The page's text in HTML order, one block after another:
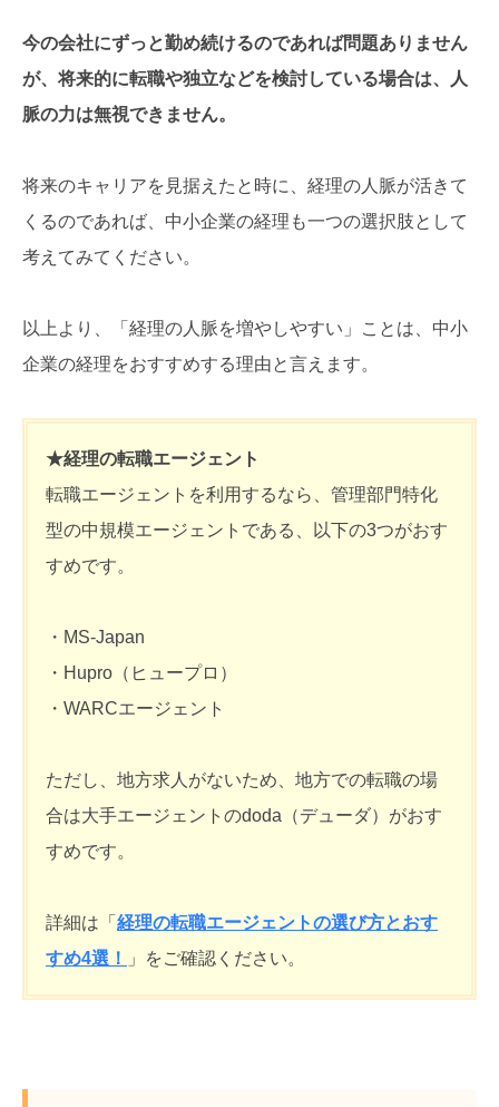
今の会社にずっと勤め続けるのであれば問題ありません
が、将来的に転職や独立などを検討している場合は、人
脈の力は無視できません。
将来のキャリアを見据えたと時に、経理の人脈が活きて
くるのであれば、中小企業の経理も一つの選択肢として
考えてみてください。
以上より、「経理の人脈を増やしやすい」ことは、中小
企業の経理をおすすめする理由と言えます。
★経理の転職エージェント
転職エージェントを利用するなら、管理部門特化
型の中規模エージェントである、以下の3つがおす
すめです。
・MS-Japan
・Hupro（ヒュープロ）
・WARCエージェント
ただし、地方求人がないため、地方での転職の場
合は大手エージェントのdoda（デューダ）がおす
すめです。
詳細は「 経理の転職エージェントの選び方とおす
すめ4選！
」をご確認ください。